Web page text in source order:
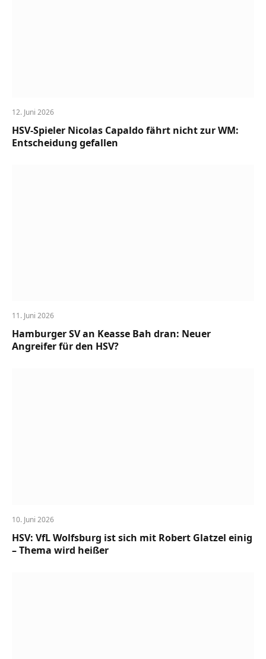
12. Juni 2026
HSV-Spieler Nicolas Capaldo fährt nicht zur WM:
Entscheidung gefallen
11. Juni 2026
Hamburger SV an Keasse Bah dran: Neuer
Angreifer für den HSV?
10. Juni 2026
HSV: VfL Wolfsburg ist sich mit Robert Glatzel einig
– Thema wird heißer